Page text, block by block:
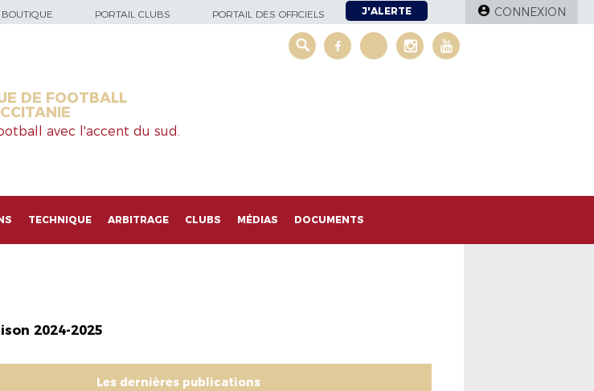
BOUTIQUE PORTAIL CLUBS PORTAIL DES OFFICIELS J'ALERTE CONNEXION
DE FOOTBALL
avec l'accent du sud.
TECHNIQUE ARBITRAGE CLUBS MÉDIAS DOCUMENTS
2024-2025
Les dernières publications